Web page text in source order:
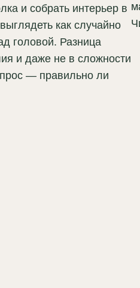
и собрать интерьер в
как случайно
головой. Разница
и даже не в сложности
— правильно ли